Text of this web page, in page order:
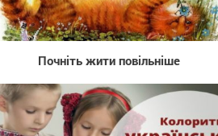
460
Почніть жити повільніше